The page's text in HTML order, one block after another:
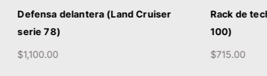
Defensa delantera (Land Cruiser
serie 78)
$1,100.00
Rack de
100)
$715.00